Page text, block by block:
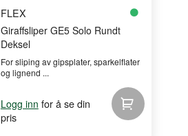
FLEX
Giraffsliper GE5 Solo Rundt
Deksel
For sliping av gipsplater, sparkelflater
og lignend ...
Logg inn for å se din
pris